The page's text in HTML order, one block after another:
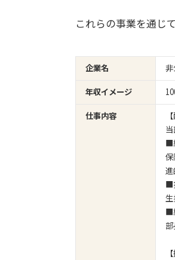
これらの事業を通じ
企業名
年収イメージ
仕事内容
■
■
■